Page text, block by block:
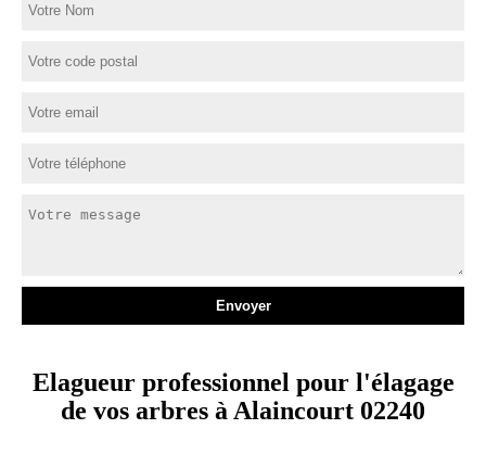
Elagueur professionnel pour l'élagage
de vos arbres à Alaincourt 02240